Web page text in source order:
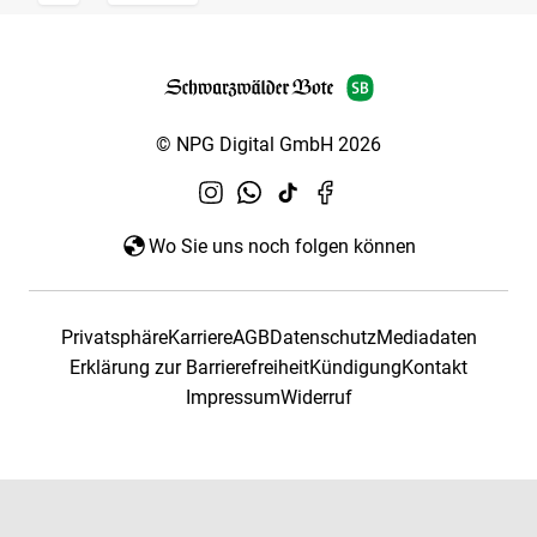
© NPG Digital GmbH 2026
Wo Sie uns noch folgen können
PrivatsphäreKarriereAGBDatenschutzMediadaten
Erklärung zur BarrierefreiheitKündigungKontakt
ImpressumWiderruf